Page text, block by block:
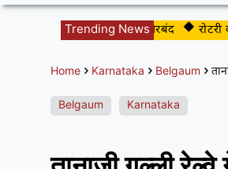
Trending News
बिबट्या अखेर जेरबंद रोटरी क्लब ऑफ
Home Karnataka Belgaum
Belgaum Karnataka